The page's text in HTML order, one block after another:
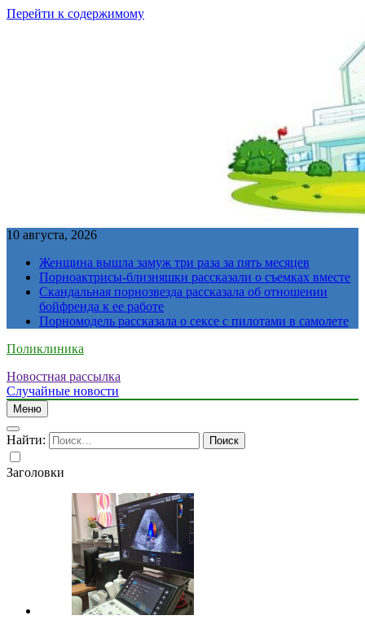
Перейти к содержимому
10 августа, 2026
Женщина вышла замуж три раза за пять месяцев
Порноактрисы-близняшки рассказали о съемках вместе
Скандальная порнозвезда рассказала об отношении
бойфренда к ее работе
Порномодель рассказала о сексе с пилотами в самолете
Поликлиника
Новостная рассылка
Случайные новости
Меню
Найти:
Заголовки